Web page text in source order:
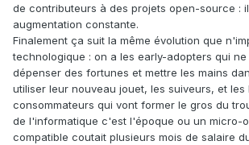
de contributeurs à des projets open-source :
augmentation constante.
Finalement ça suit la même évolution que
technologique : on a les early-adopters qui
dépenser des fortunes et mettre les mains
utiliser leur nouveau jouet, les suiveurs, et les
consommateurs qui vont former le gros du
de l'informatique c'est l'époque ou un micro-
compatible coutait plusieurs mois de salaire